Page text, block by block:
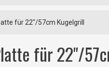
für 22"/57cm Kugelgrill
für 22"/